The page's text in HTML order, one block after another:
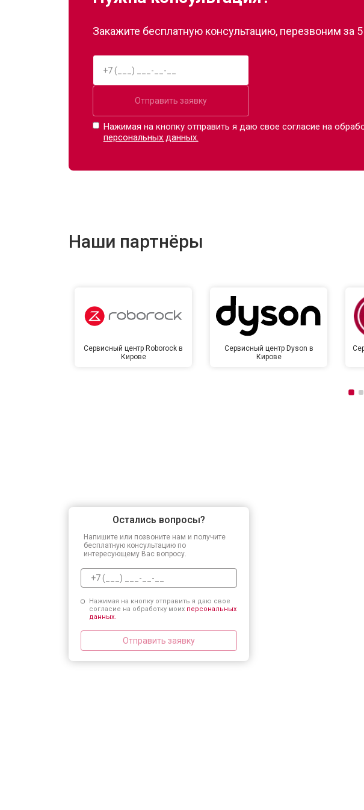
Закажите бесплатную консультацию, перезвоним за
Отправить заявку
Нажимая на кнопку отправить я даю свое согласие на
персональных данных.
Наши партнёры
Сервисный центр Roborock в
Кирове
Сервисный центр Dyson в
Кирове
Остались вопросы?
Напишите или позвоните нам и получите
бесплатную консультацию по
интересующему Вас вопросу.
Нажимая на кнопку отправить я даю свое
согласие на обработку моих персональных
данных.
Отправить заявку